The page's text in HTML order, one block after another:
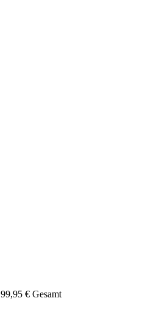
99,95 € Gesamt